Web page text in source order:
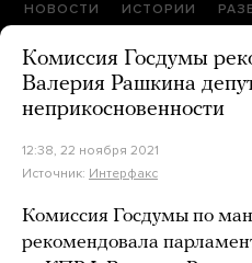
НОВОСТИ ИСТОРИИ
Комиссия Госдумы
Валерия Рашкина
неприкосновенности
12:38, 22 ноября 2021
Источник: Интерфакс
Комиссия Госдумы по
рекомендовала